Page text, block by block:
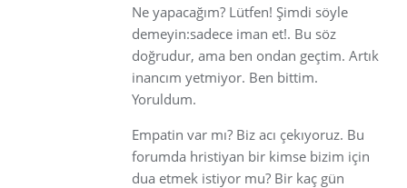
Ne yapacağım? Lütfen! Şimdi söyle
demeyin:sadece iman et!. Bu söz
doğrudur, ama ben ondan geçtim. Artık
inancım yetmiyor. Ben bittim.
Yoruldum.
Empatin var mı? Biz acı çekıyoruz. Bu
forumda hristiyan bir kimse bizim için
dua etmek istiyor mu? Bir kaç gün